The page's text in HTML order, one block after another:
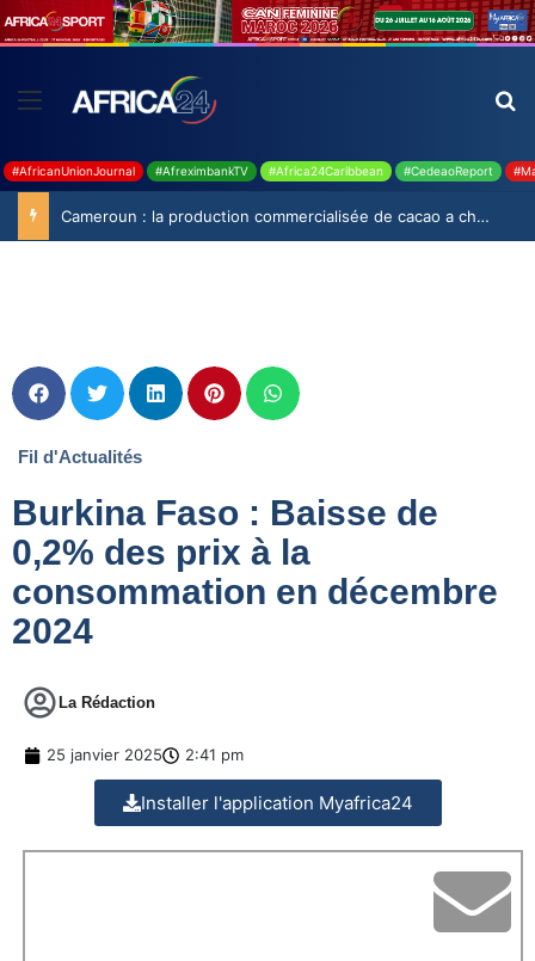
#AfricanUnionJournal #AfreximbankTV #Africa24Caribbean #CedeaoReport
Cameroun : la production commercialisée de cacao a chuté de 19,9% durant la saison 2025-2026
Fil d'Actualités
Burkina Faso : Baisse de
0,2% des prix à la
consommation en décembre
2024
La Rédaction
25 janvier 2025 2:41 pm
Installer l'application Myafrica24